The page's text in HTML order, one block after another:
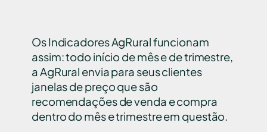
Os Indicadores AgRural funcionam
assim: todo início de mês e de trimestre,
a AgRural envia para seus clientes
janelas de preço que são
recomendações de venda e compra
dentro do mês e trimestre em questão.